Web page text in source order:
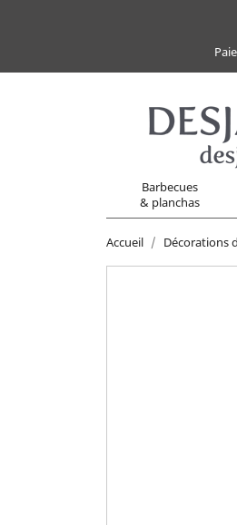
Barbecues
& planchas
Accueil Décorations